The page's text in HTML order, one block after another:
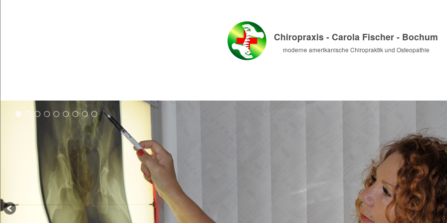
Chiropraxis - Carola Fischer - Bochum
moderne amerikanische Chiropraktik und Osteopathie